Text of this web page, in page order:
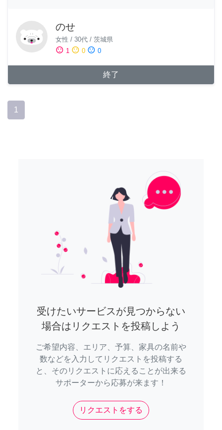
のせ
女性 / 30代 / 茨城県
sentiment_satisfied 1 sentiment_neutral 0 sentiment_dissatisfied 0
終了
1
受けたいサービスが見つからない
場合はリクエストを投稿しよう
ご希望内容、エリア、予算、家具の名前や
数などを入力してリクエストを投稿する
と、そのリクエストに応えることが出来る
サポーターから応募が来ます！
リクエストをする